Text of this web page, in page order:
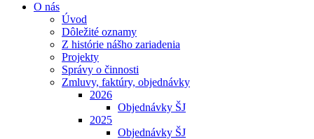
O nás
Úvod
Dôležité oznamy
Z histórie nášho zariadenia
Projekty
Správy o činnosti
Zmluvy, faktúry, objednávky
2026
Objednávky ŠJ
2025
Objednávky ŠJ